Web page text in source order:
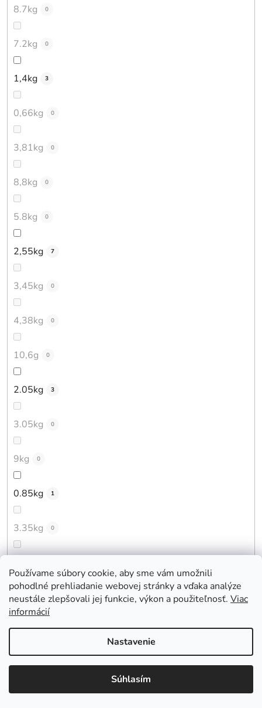
Používame súbory cookie, aby sme vám umožnili
pohodlné prehliadanie webovej stránky a vďaka analýze
neustále zlepšovali jej funkcie, výkon a použiteľnosť. Viac
informácií
Nastavenie
Súhlasím
8.7kg 0
7.2kg 0
1,4kg 3
0,66kg 0
3,81kg 0
8,8kg 0
5.8kg 0
2,55kg 7
3,45kg 0
4,38kg 0
10,6g 0
2.05kg 3
3.05kg 0
9kg 0
0.85kg 1
3.35kg 0
10.6kg 0
3.55kg
11.4kg 0